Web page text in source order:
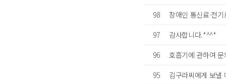
98
장애인 통신료·전
97
감사합니다.*^^*
96
호흡기에 관하여
95
김구라씨에게 보낼